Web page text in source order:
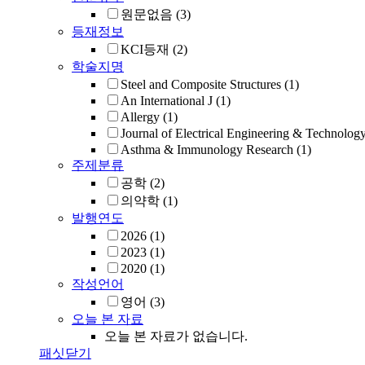
원문없음 (3)
등재정보
KCI등재 (2)
학술지명
Steel and Composite Structures (1)
An International J (1)
Allergy (1)
Journal of Electrical Engineering &
Asthma & Immunology Research (1)
주제분류
공학 (2)
의약학 (1)
발행연도
2026 (1)
2023 (1)
2020 (1)
작성언어
영어 (3)
오늘 본 자료
오늘 본 자료가 없습니다.
패싯닫기